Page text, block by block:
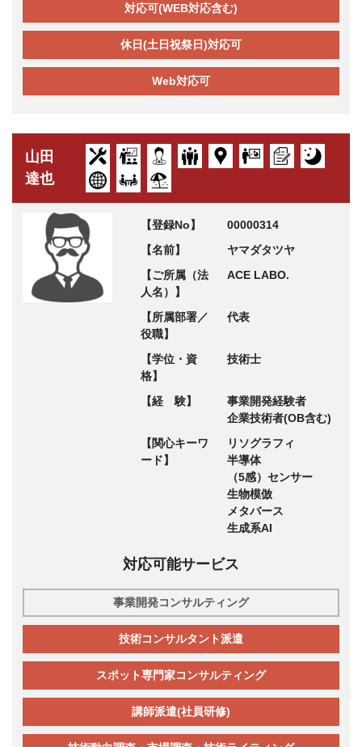
対応可(WEB対応含む)
休日(土日祝祭日)対応可
Web対応可
山田
達也
【登録No】
00000314
【名前】
ヤマダタツヤ
【ご所属（法
人名）】
ACE LABO.
【所属部署／
役職】
代表
【学位・資
格】
技術士
【経 験】
事業開発経験者
企業技術者(OB含む)
【関心キーワ
ード】
リソグラフィ
半導体
（5感）センサー
生物模倣
メタバース
生成系AI
対応可能サービス
事業開発コンサルティング
技術コンサルタント派遣
スポット専門家コンサルティング
講師派遣(社員研修)